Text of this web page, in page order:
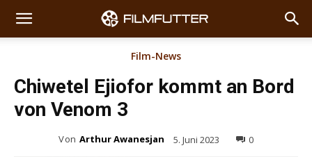
Film-News
Chiwetel Ejiofor kommt an Bord
von Venom 3
Von Arthur Awanesjan 5. Juni 2023 0